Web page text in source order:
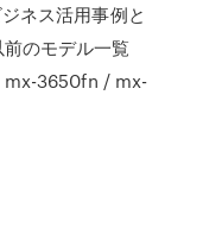
ネス活用事例と
のモデル一覧
mx-3650fn / mx-